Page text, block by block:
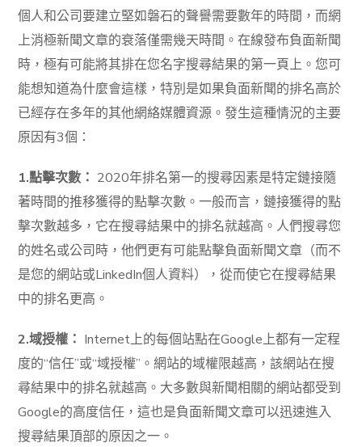
個人和公司要建立堅如磐石的聲譽需要數年的時間，而網
上消極新聞文章的衰落僅需幾天時間。在線發布負面新聞
時，極有可能將其排在您名字搜尋結果的第一頁上。您可
能想知道為什麼會這樣，特別是如果負面新聞的排名高於
已經存在多年的其他網絡媒體資源。發生這種情況的主要
原因有3個：
1.點擊次數： 2020年排名第一的搜尋因素是特定鏈接隨
著時間的推移獲得的點擊次數。一般而言，鏈接獲得的點
擊次數越多，它在搜尋結果中的排名就越高。人們搜尋您
的姓名或公司時，他們更有可能點擊負面新聞文章（而不
是您的網站或LinkedIn個人資料），從而使它在搜尋結果
中的排名更高。
2.域授權： Internet上的每個站點在Google上都有一定程
度的“信任”或“域授權”。網站的域權限越高，該網站在搜
尋結果中的排名就越高。大多數與新聞相關的網站都受到
Google的高度信任，這也是負面新聞文章可以迅速進入
搜尋結果頂部的原因之一。